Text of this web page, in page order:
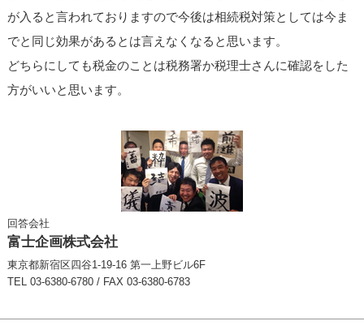
が入ると言われておりますので今後は相続税対策としては今ま
でと同じ効果があるとは言えなくなると思います。
どちらにしても税金のことは税務署か税理士さんに確認をした
方がいいと思います。
回答会社
富士企画株式会社
東京都新宿区四谷1-19-16 第一上野ビル6F
TEL 03-6380-6780 / FAX 03-6380-6783